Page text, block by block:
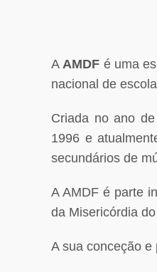
A AMDF é uma
nacional de
Criada no ano
1996 e
secundários de
A AMDF é parte
da Misericórdia
A sua conceção